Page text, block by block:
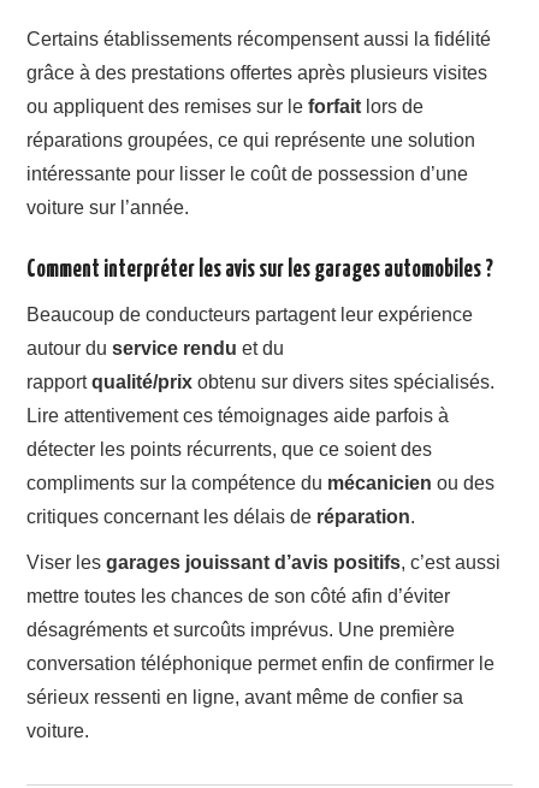
Certains établissements récompensent aussi la fidélité
grâce à des prestations offertes après plusieurs visites
ou appliquent des remises sur leforfait lors de
réparations groupées, ce qui représente une solution
intéressante pour lisser le coût de possession d’une
voiture sur l’année.
Comment interpréter les avis sur les garages automobiles ?
Beaucoup de conducteurs partagent leur expérience
autour duservice rendu et du
rapportqualité/prix obtenu sur divers sites spécialisés.
Lire attentivement ces témoignages aide parfois à
détecter les points récurrents, que ce soient des
compliments sur la compétence du mécanicien ou des
critiques concernant les délais de réparation.
Viser lesgarages jouissant d’avis positifs, c’est aussi
mettre toutes les chances de son côté afin d’éviter
désagréments et surcoûts imprévus. Une première
conversation téléphonique permet enfin de confirmer le
sérieux ressenti en ligne, avant même de confier sa
voiture.